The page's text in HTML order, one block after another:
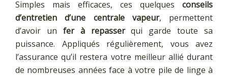
Simples mais efficaces, ces quelques conseils
d’entretien d’une centrale vapeur, permettent
d’avoir un fer à repasserqui garde toute sa
puissance. Appliqués régulièrement, vous avez
l’assurance qu’il restera votre meilleur allié durant
de nombreuses années face à votre pile de linge à